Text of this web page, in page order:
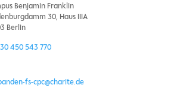
Benjamin Franklin
30, Haus IIIA
Berlin
450 543 770
fs-cpc@charite.de